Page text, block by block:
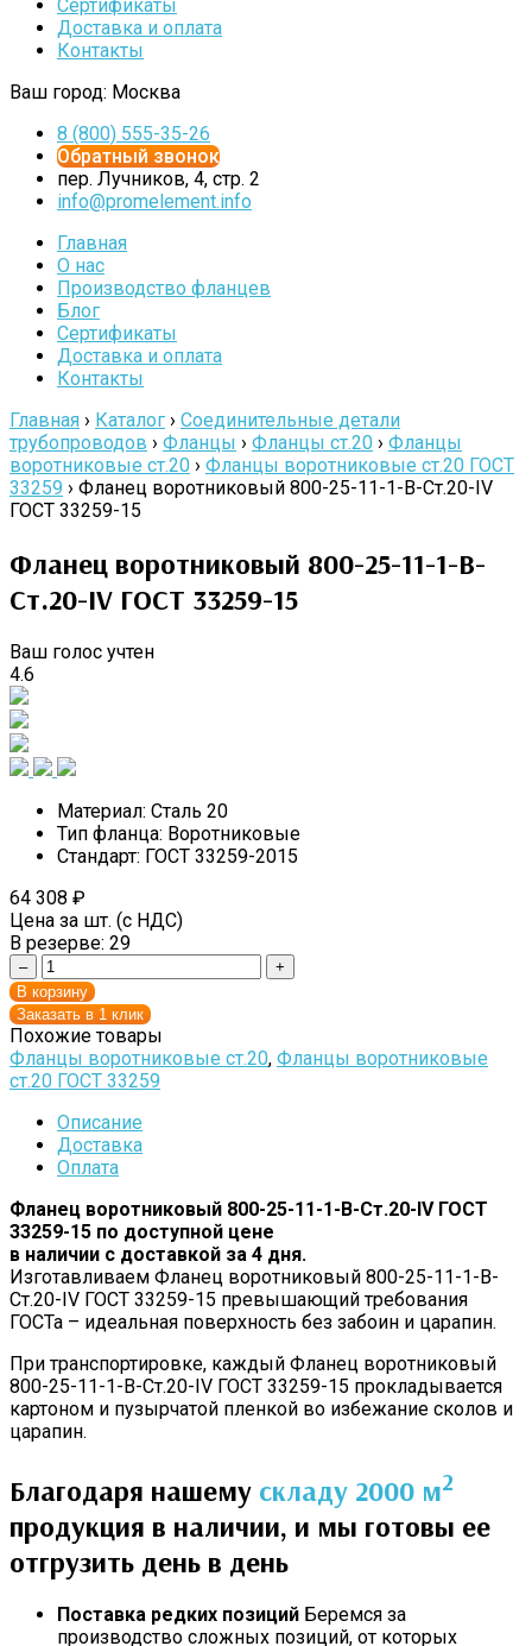
Сертификаты
Доставка и оплата
Контакты
Ваш город: Москва
8 (800) 555-35-26
Обратный звонок
пер. Лучников, 4, стр. 2
info@promelement.info
Главная
О нас
Производство фланцев
Блог
Сертификаты
Доставка и оплата
Контакты
Главная › Каталог › Соединительные детали
трубопроводов › Фланцы › Фланцы ст.20 › Фланцы
воротниковые ст.20 › Фланцы воротниковые ст.20 ГОСТ
33259 › Фланец воротниковый 800-25-11-1-B-Cт.20-IV
ГОСТ 33259-15
Фланец воротниковый 800-25-11-1-B-
Cт.20-IV ГОСТ 33259-15
Ваш голос учтен
4.6
Материал: Сталь 20
Тип фланца: Воротниковые
Стандарт: ГОСТ 33259-2015
64 308 ₽
Цена за шт. (с НДС)
В резерве: 29
–
+
В корзину
Заказать в 1 клик
Похожие товары
Фланцы воротниковые ст.20, Фланцы воротниковые
ст.20 ГОСТ 33259
Описание
Доставка
Оплата
Фланец воротниковый 800-25-11-1-B-Cт.20-IV ГОСТ
33259-15 по доступной цене
в наличии с доставкой за 4 дня.
Изготавливаем Фланец воротниковый 800-25-11-1-B-
Cт.20-IV ГОСТ 33259-15 превышающий требования
ГОСТа – идеальная поверхность без забоин и царапин.
При транспортировке, каждый Фланец воротниковый
800-25-11-1-B-Cт.20-IV ГОСТ 33259-15 прокладывается
картоном и пузырчатой пленкой во избежание сколов и
царапин.
Благодаря нашему складу 2000 м2
продукция в наличии, и мы готовы ее
отгрузить день в день
Поставка редких позиций Беремся за
производство сложных позиций, от которых